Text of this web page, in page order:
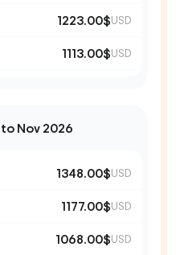
1223.00$USD
1113.00$USD
to Nov 2026
1348.00$USD
1177.00$USD
1068.00$USD